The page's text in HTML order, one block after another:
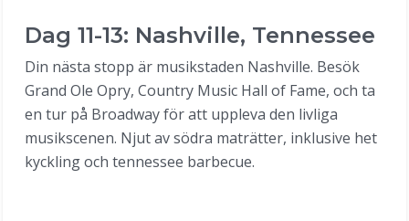
Dag 11-13: Nashville, Tennessee
Din nästa stopp är musikstaden Nashville. Besök
Grand Ole Opry, Country Music Hall of Fame, och ta
en tur på Broadway för att uppleva den livliga
musikscenen. Njut av södra maträtter, inklusive het
kyckling och tennessee barbecue.